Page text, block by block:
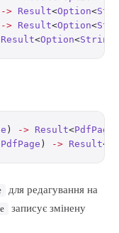
-> Result<Option<
-> Result<Option<
Result<Option<String
) -> Result<PdfPage
PdfPage ) -> Result
для редагування на
записує змінену